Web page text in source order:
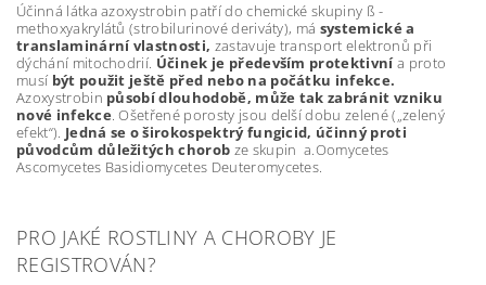
Účinná látka azoxystrobin patří do chemické skupiny ß -
methoxyakrylátů (strobilurinové deriváty), má systemické a
translaminární vlastnosti, zastavuje transport elektronů při
dýchání mitochodrií. Účinek je především protektivnía proto
musí být použit ještě před nebo na počátku infekce.
Azoxystrobin působí dlouhodobě, může tak zabránit vzniku
nové infekce. Ošetřené porosty jsou delší dobu zelené („zelený
efekt“). Jedná se o širokospektrý fungicid, účinný proti
původcům důležitých chorob ze skupin a.Oomycetes
Ascomycetes Basidiomycetes Deuteromycetes.
PRO JAKÉ ROSTLINY A CHOROBY JE
REGISTROVÁN?